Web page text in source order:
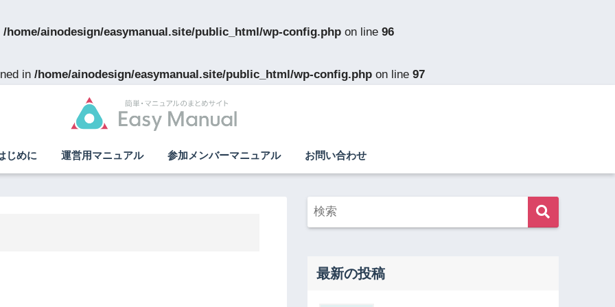
/home/ainodesign/easymanual.site/public_html/wp-config.php on line 96
in /home/ainodesign/easymanual.site/public_html/wp-config.php on line 97
じめに 運営用マニュアル 参加メンバーマニュアル お問い合わせ
最新の投稿